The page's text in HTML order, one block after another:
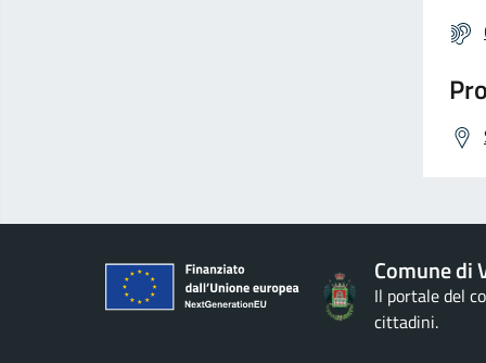
Comune di
Il portale del
cittadini.